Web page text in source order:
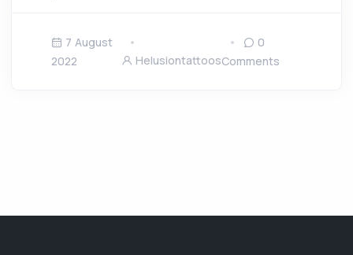
7 August
2022
Helusiontattoos
0
Comments